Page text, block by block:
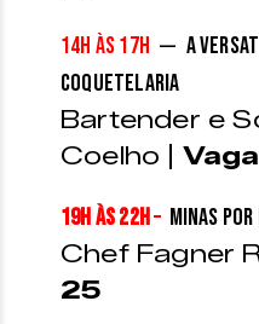
14h às 17h – A
Coquetelaria
Bartender e
Coelho |
19h às 22h– Minas por
Chef Fagner
25